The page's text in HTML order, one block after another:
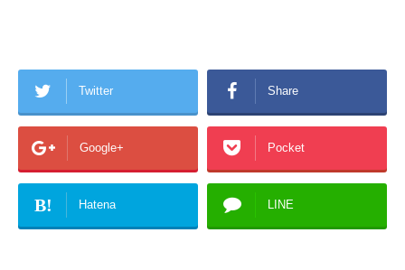
Twitter Share
Google+ Pocket
B! Hatena LINE